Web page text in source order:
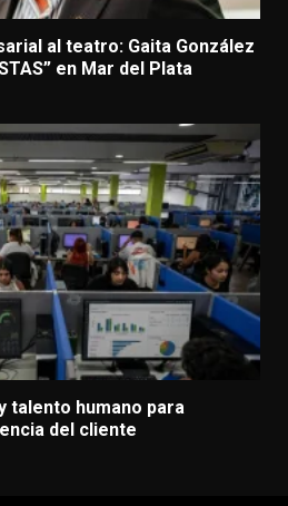
al teatro: Gaita González
en Mar del Plata
talento humano para
del cliente